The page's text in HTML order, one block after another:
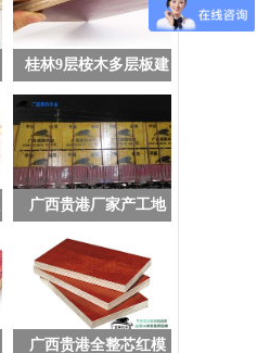
桂林9层桉木多层板建
筑用木模板
广西贵港厂家产工地
松木工程红板
广西贵港全整芯红模